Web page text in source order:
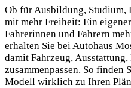
Ob für Ausbildung, Studium,
mit mehr Freiheit: Ein
Fahrerinnen und Fahrern
erhalten Sie bei Autohaus
damit Fahrzeug,
zusammenpassen. So finden
Modell wirklich zu Ihren